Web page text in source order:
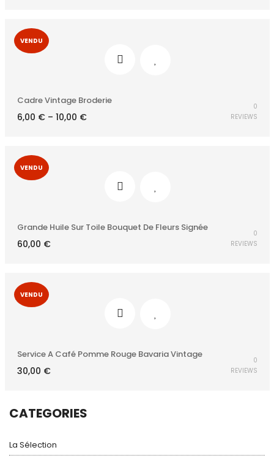
CATEGORIES
La Sélection
VENDU
Cadre Vintage Broderie
6,00 €– 10,00 €
0
REVIEWS
VENDU
Grande Huile Sur Toile Bouquet De Fleurs Signée
60,00 €
0
REVIEWS
VENDU
Service A Café Pomme Rouge Bavaria Vintage
30,00 €
0
REVIEWS